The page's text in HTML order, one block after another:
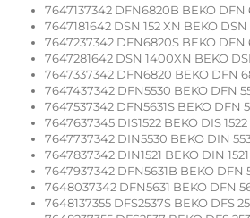
7647137342 DFN6820B BEKO DFN
7647181642 DSN 152 XN BEKO DSN
7647237342 DFN6820S BEKO DFN
7647281642 DSN 1400XN BEKO
7647337342 DFN6820 BEKO DFN
7647437342 DFN5530 BEKO DFN
7647537342 DFN5631S BEKO DFN
7647637345 DIS1522 BEKO DIS 1522
7647737342 DIN5530 BEKO DIN
7647837342 DIN1521 BEKO DIN 1521
7647937342 DFN5631B BEKO DFN
7648037342 DFN5631 BEKO DFN
7648137355 DFS2537S BEKO DFS